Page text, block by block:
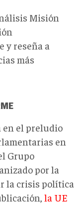
Misión
y reseña a
más
en el preludio
en
Grupo
por la
la crisis política
la UE